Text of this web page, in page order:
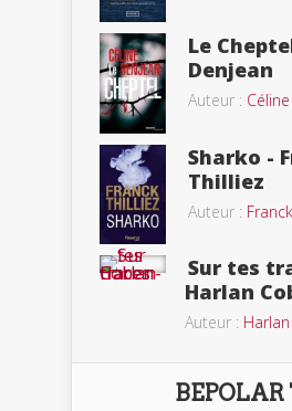
Le
Denjean
Auteur :
Sharko -
Thilliez
Auteur :
Sur tes
Harlan
Auteur :
BEPOLAR